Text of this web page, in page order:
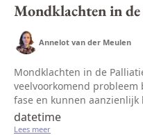
Mondklachten in
Annelot van der Meulen
Mondklachten in de
veelvoorkomend
fase en kunnen
verminderde kwaliteit van
niet alleen erg...
datetime
Lees meer